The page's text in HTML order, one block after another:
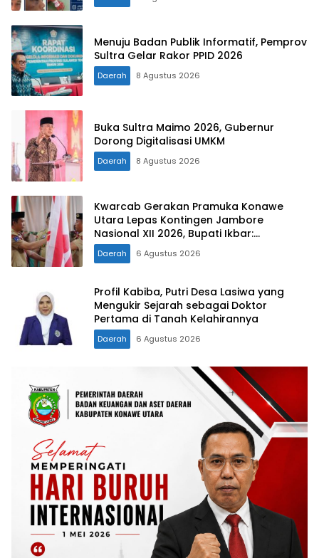
Menuju Badan Publik Informatif, Pemprov
Sultra Gelar Rakor PPID 2026
Daerah 8 Agustus 2026
Buka Sultra Maimo 2026, Gubernur
Dorong Digitalisasi UMKM
Daerah 8 Agustus 2026
Kwarcab Gerakan Pramuka Konawe
Utara Lepas Kontingen Jambore
Nasional XII 2026, Bupati Ikbar:
Tunjukkan Karakter Generasi Muda
Konut yang Disiplin dan Berprestasi
Daerah 6 Agustus 2026
Profil Kabiba, Putri Desa Lasiwa yang
Mengukir Sejarah sebagai Doktor
Pertama di Tanah Kelahirannya
Daerah 6 Agustus 2026